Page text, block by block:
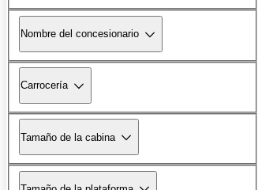
Nombre del concesionario
Carrocería
Tamaño de la cabina